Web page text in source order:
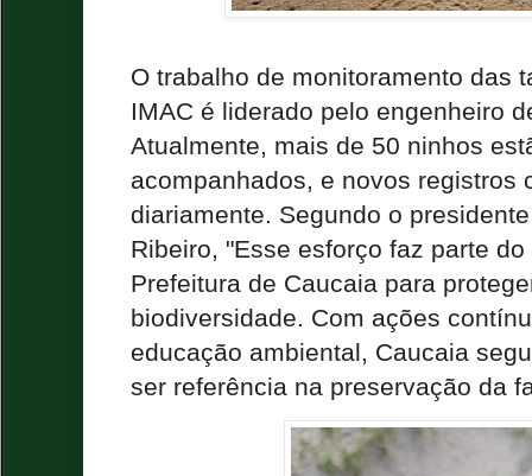
O trabalho de monitoramento das
IMAC é liderado pelo engenheiro
Atualmente, mais de 50 ninhos
acompanhados, e novos registros
diariamente. Segundo o
Ribeiro, "Esse esforço faz parte
Prefeitura de Caucaia para
biodiversidade. Com ações
educação ambiental, Caucaia
ser referência na preservação da